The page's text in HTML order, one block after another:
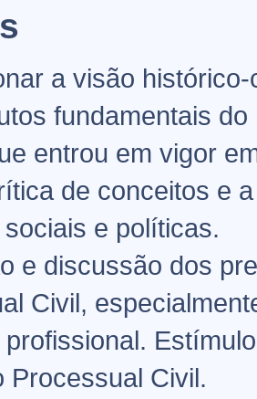
a visão
fundamentais
entrou em vigor
de conceitos e
e políticas.
e discussão dos
Civil,
Processual Civil.